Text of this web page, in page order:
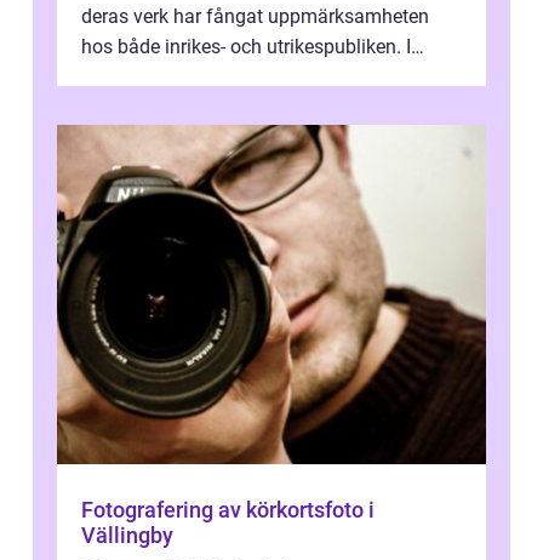
deras verk har fångat uppmärksamheten
hos både inrikes- och utrikespubliken. I
Fotografering av körkortsfoto i
Vällingby